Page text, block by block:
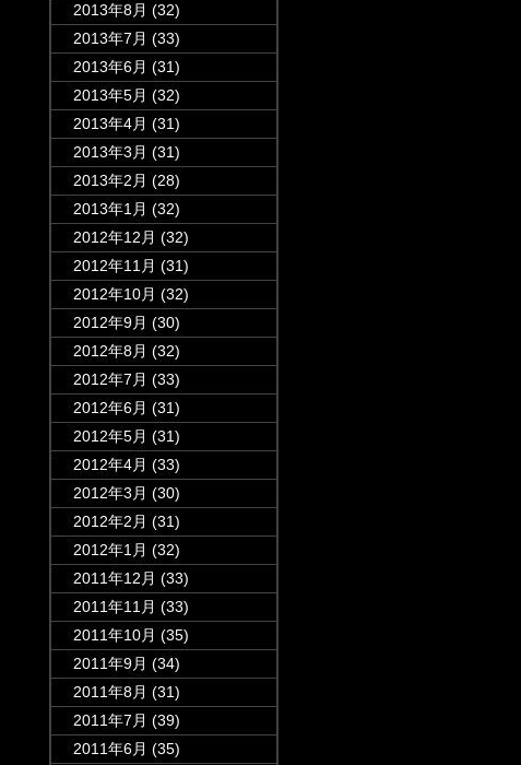
2013年8月 (32)
2013年7月 (33)
2013年6月 (31)
2013年5月 (32)
2013年4月 (31)
2013年3月 (31)
2013年2月 (28)
2013年1月 (32)
2012年12月 (32)
2012年11月 (31)
2012年10月 (32)
2012年9月 (30)
2012年8月 (32)
2012年7月 (33)
2012年6月 (31)
2012年5月 (31)
2012年4月 (33)
2012年3月 (30)
2012年2月 (31)
2012年1月 (32)
2011年12月 (33)
2011年11月 (33)
2011年10月 (35)
2011年9月 (34)
2011年8月 (31)
2011年7月 (39)
2011年6月 (35)